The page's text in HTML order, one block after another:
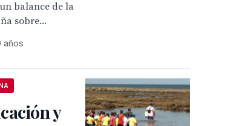
balance de la
sobre...
años
y